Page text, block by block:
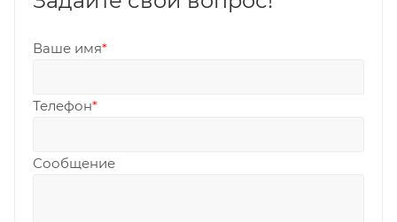
Ваше имя*
Телефон*
Сообщение